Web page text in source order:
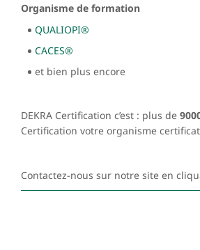
Organisme de formation
QUALIOPI®
CACES®
et bien plus encore
DEKRA Certification c’est : plus de
Certification votre organisme
Contactez-nous sur notre site en